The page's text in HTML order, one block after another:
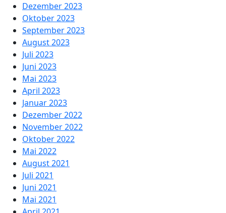
Dezember 2023
Oktober 2023
September 2023
August 2023
Juli 2023
Juni 2023
Mai 2023
April 2023
Januar 2023
Dezember 2022
November 2022
Oktober 2022
Mai 2022
August 2021
Juli 2021
Juni 2021
Mai 2021